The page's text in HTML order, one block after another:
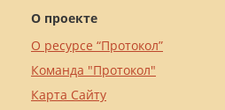
О проекте
О ресурсе “Протокол”
Команда "Протокол"
Карта Сайту